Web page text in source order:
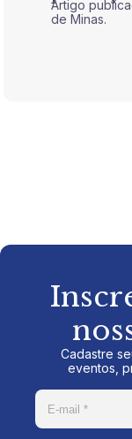
Artigo
de Minas.
Cadastre
eventos,